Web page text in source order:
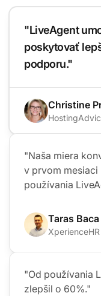
"LiveAgent
poskytovať
podporu."
Christine
"Naša miera
v prvom mesiaci
používania
Taras Baca
XperienceHR
"Od používania
zlepšil o 60%."